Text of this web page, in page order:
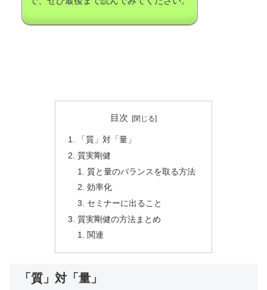
目次
「質」対「量」
質実剛健
質と量のバランスを取る方法
効率化
セミナーに出ること
質実剛健の方法まとめ
関連
「質」対「量」